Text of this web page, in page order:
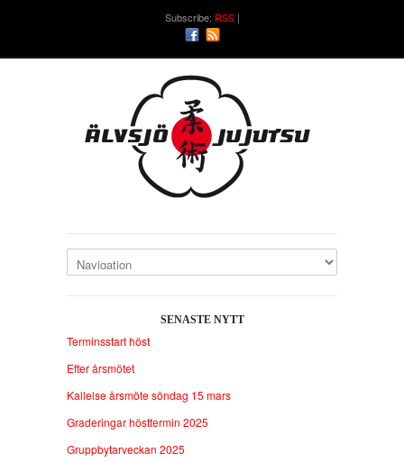
Subscribe: RSS
SENASTE NYTT
Terminsstart höst
Efter årsmötet
Kallelse årsmöte söndag 15 mars
Graderingar hösttermin 2025
Gruppbytarveckan 2025